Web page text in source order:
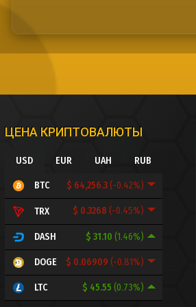
ЦЕНА КРИПТОВАЛЮТЫ
USD EUR UAH RUB
$ 64,256.3(-0.42%)
BTC
$ 0.3268(-0.45%)
TRX
$ 31.10(1.46%)
DASH
$ 0.06909(-0.81%)
DOGE
$ 45.55(0.73%)
LTC